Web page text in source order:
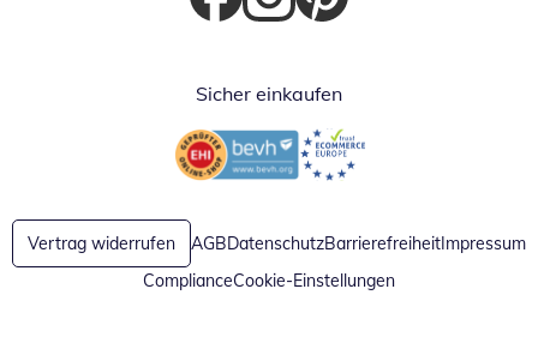
Öffnet in neuem Fenster
Öffnet in neuem Fenster
Öffnet in neuem Fenster
Sicher einkaufen
Öffnet in neuem FensterÖffnet in neuem Fenster
Vertrag widerrufen AGBDatenschutzBarrierefreiheitImpressum
ComplianceCookie-Einstellungen